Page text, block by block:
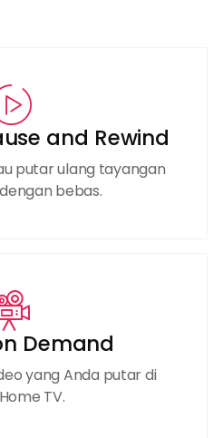
and Rewind
putar ulang tayangan
bebas.
Demand
yang Anda putar di
TV.